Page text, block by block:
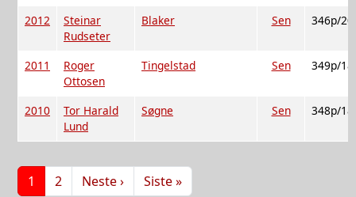
2012
Steinar
Rudseter
Blaker Sen 346p/
2011
Roger
Ottosen
Tingelstad Sen 349p/
2010
Tor Harald
Lund
Søgne Sen 348p/
Sider
1 2 Neste ›Neste side
Siste »Siste side